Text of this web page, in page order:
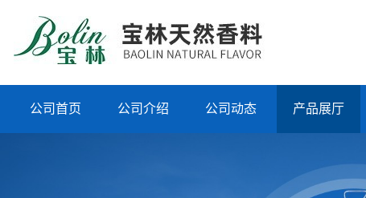
公司首页 公司介绍 公司动态 产品展厅